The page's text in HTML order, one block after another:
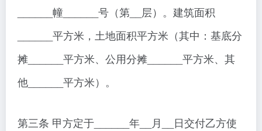
______幢______号（第__层）。建筑面积
______平方米，土地面积平方米（其中：基底分
摊______平方米、公用分摊______平方米、其
他______平方米）。
第三条 甲方定于______年__月__日交付乙方使